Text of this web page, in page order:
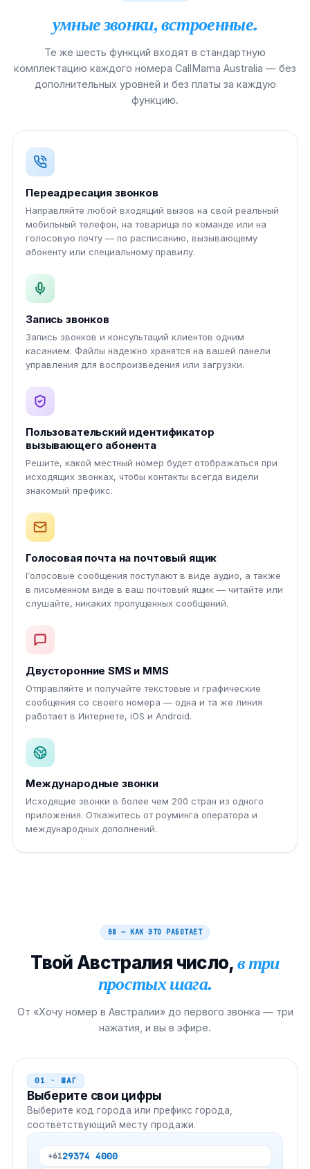
умные звонки, встроенные.
Те же шесть функций входят в стандартную
комплектацию каждого номера CallMama Australia — без
дополнительных уровней и без платы за каждую
функцию.
Переадресация звонков
Направляйте любой входящий вызов на свой реальный
мобильный телефон, на товарища по команде или на
голосовую почту — по расписанию, вызывающему
абоненту или специальному правилу.
Запись звонков
Запись звонков и консультаций клиентов одним
касанием. Файлы надежно хранятся на вашей панели
управления для воспроизведения или загрузки.
Пользовательский идентификатор
вызывающего абонента
Решите, какой местный номер будет отображаться при
исходящих звонках, чтобы контакты всегда видели
знакомый префикс.
Голосовая почта на почтовый ящик
Голосовые сообщения поступают в виде аудио, а также
в письменном виде в ваш почтовый ящик — читайте или
слушайте, никаких пропущенных сообщений.
Двусторонние SMS и MMS
Отправляйте и получайте текстовые и графические
сообщения со своего номера — одна и та же линия
работает в Интернете, iOS и Android.
Международные звонки
Исходящие звонки в более чем 200 стран из одного
приложения. Откажитесь от роуминга оператора и
международных дополнений.
08 — КАК ЭТО РАБОТАЕТ
ТвойАвстралия число,в три
простых шага.
От «Хочу номер в Австралии» до первого звонка — три
нажатия, и вы в эфире.
01 · ШАГ
Выберите свои цифры
Выберите код города или префикс города,
соответствующий месту продажи.
+6129374 4000